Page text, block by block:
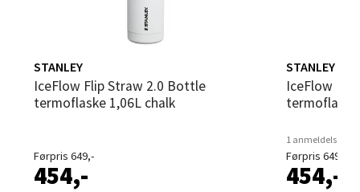
STANLEY
IceFlow Flip Straw 2.0 Bottle
termoflaske 1,06L chalk
Førpris 649,-
454,-
STANLEY
IceFlow Flip Straw 2.0 Bottle
termoflaske
1 anmeldelse
Førpris 649,-
454,-
Sjøfartsgata 2, 7714 Steinkjer
Åpent i dag 10-20